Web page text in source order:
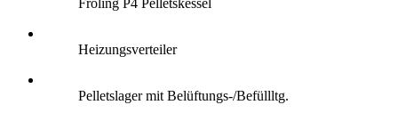
Fröling P4 Pelletskessel
Heizungsverteiler
Pelletslager mit Belüftungs-/Befüllltg.